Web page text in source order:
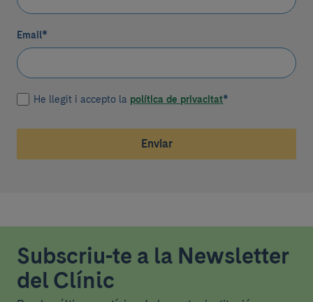
Email*
He llegit i accepto la política de privacitat*
Enviar
Subscriu-te a la Newsletter
del Clínic